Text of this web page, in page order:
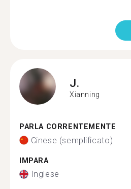
J.
Xianning
PARLA CORRENTEMENTE
Cinese (semplificato)
IMPARA
Inglese